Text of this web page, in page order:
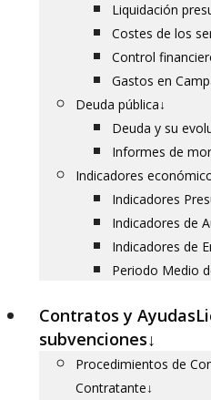
Liquidación
Costes de los
Control
Gastos en
Deuda pública↓
Deuda y su
Informes de
Indicadores
Indicadores
Indicadores de
Indicadores de
Periodo Medio
Contratos y Ayudas
subvenciones↓
Procedimientos de
Contratante↓